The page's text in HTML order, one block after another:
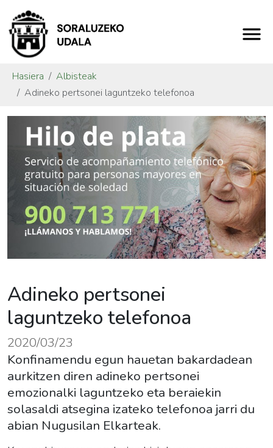
Hasiera
Albisteak
Adineko pertsonei laguntzeko telefonoa
Adineko pertsonei
laguntzeko telefonoa
2020/03/23
Konfinamendu egun hauetan bakardadean
aurkitzen diren adineko pertsonei
emozionalki laguntzeko eta beraiekin
solasaldi atsegina izateko telefonoa jarri du
abian Nugusilan Elkarteak.